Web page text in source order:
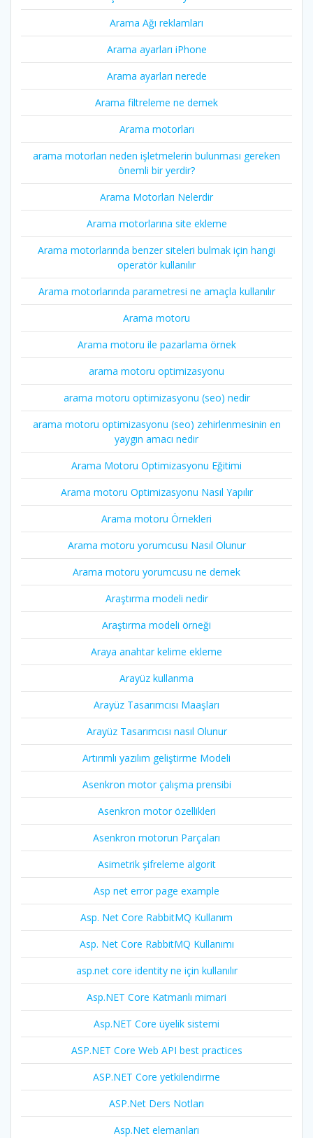
Arama Ağı reklamları
Arama ayarları iPhone
Arama ayarları nerede
Arama filtreleme ne demek
Arama motorları
arama motorları neden işletmelerin bulunması gereken
önemli bir yerdir?
Arama Motorları Nelerdir
Arama motorlarına site ekleme
Arama motorlarında benzer siteleri bulmak için hangi
operatör kullanılır
Arama motorlarında parametresi ne amaçla kullanılır
Arama motoru
Arama motoru ile pazarlama örnek
arama motoru optimizasyonu
arama motoru optimizasyonu (seo) nedir
arama motoru optimizasyonu (seo) zehirlenmesinin en
yaygın amacı nedir
Arama Motoru Optimizasyonu Eğitimi
Arama motoru Optimizasyonu Nasıl Yapılır
Arama motoru Örnekleri
Arama motoru yorumcusu Nasıl Olunur
Arama motoru yorumcusu ne demek
Araştırma modeli nedir
Araştırma modeli örneği
Araya anahtar kelime ekleme
Arayüz kullanma
Arayüz Tasarımcısı Maaşları
Arayüz Tasarımcısı nasıl Olunur
Artırımlı yazılım geliştirme Modeli
Asenkron motor çalışma prensibi
Asenkron motor özellikleri
Asenkron motorun Parçaları
Asimetrik şifreleme algorit
Asp net error page example
Asp. Net Core RabbitMQ Kullanım
Asp. Net Core RabbitMQ Kullanımı
asp.net core identity ne için kullanılır
Asp.NET Core Katmanlı mimari
Asp.NET Core üyelik sistemi
ASP.NET Core Web API best practices
ASP.NET Core yetkilendirme
ASP.Net Ders Notları
Asp.Net elemanları